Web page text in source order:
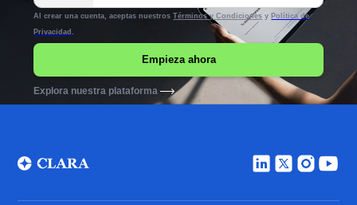
Al crear una cuenta, aceptas nuestrosTérminos y Condiciones y Política de
Privacidad.
Explora nuestra plataforma